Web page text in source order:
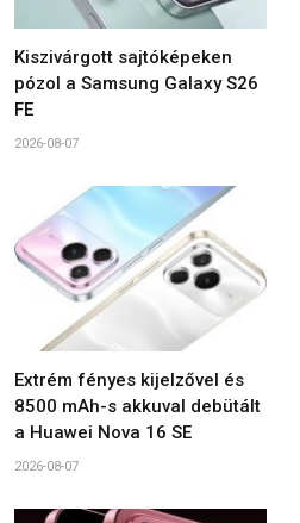
Kiszivárgott sajtóképeken
pózol a Samsung Galaxy S26
FE
2026-08-07
Extrém fényes kijelzővel és
8500 mAh-s akkuval debütált
a Huawei Nova 16 SE
2026-08-07